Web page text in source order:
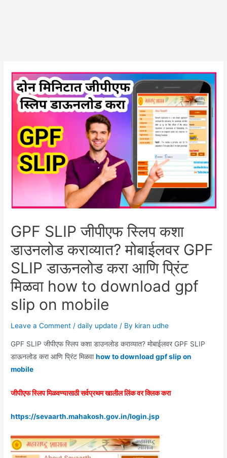
GPF SLIP जीपीएफ स्लिप कशा
डाउनलोड कराव्यात? मोबाईलवर GPF
SLIP डाऊनलोड करा आणि प्रिंट
मिळवा how to download gpf
slip on mobile
Leave a Comment /daily update / By kiran udhe
GPF SLIP जीपीएफ स्लिप कशा डाउनलोड कराव्यात? मोबाईलवर GPF SLIP
डाऊनलोड करा आणि प्रिंट मिळवाhow to download gpf slip on
mobile
जीपीएफ स्लिप मिळवण्यासाठी सर्वप्रथम खालील लिंक वर क्लिक करा
https://sevaarth.mahakosh.gov.in/login.jsp